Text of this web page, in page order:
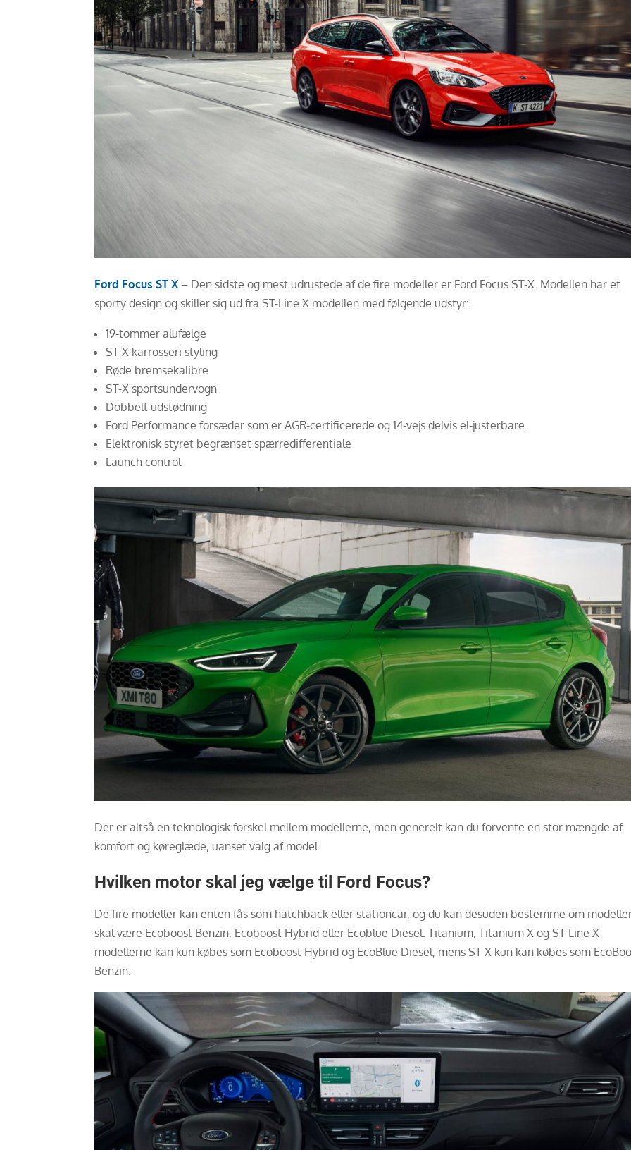
Ford Focus ST X– Den sidste og mest udrustede af de fire modeller er Ford Focus ST-X. Modellen har et
sporty design og skiller sig ud fra ST-Line X modellen med følgende udstyr:
19-tommer alufælge
ST-X karrosseri styling
Røde bremsekalibre
ST-X sportsundervogn
Dobbelt udstødning
Ford Performance forsæder som er AGR-certificerede og 14-vejs delvis el-justerbare.
Elektronisk styret begrænset spærredifferentiale
Launch control
Der er altså en teknologisk forskel mellem modellerne, men generelt kan du forvente en stor mængde af
komfort og køreglæde, uanset valg af model.
Hvilken motor skal jeg vælge til Ford Focus?
De fire modeller kan enten fås som hatchback eller stationcar, og du kan desuden bestemme om
skal være Ecoboost Benzin, Ecoboost Hybrid eller Ecoblue Diesel. Titanium, Titanium X og ST-Line X
modellerne kan kun købes som Ecoboost Hybrid og EcoBlue Diesel, mens ST X kun kan købes som
Benzin.